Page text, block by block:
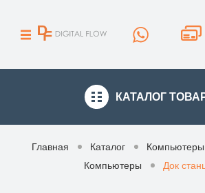
КАТАЛОГ
Главная Каталог
Компьютеры
Компьютеры
Док